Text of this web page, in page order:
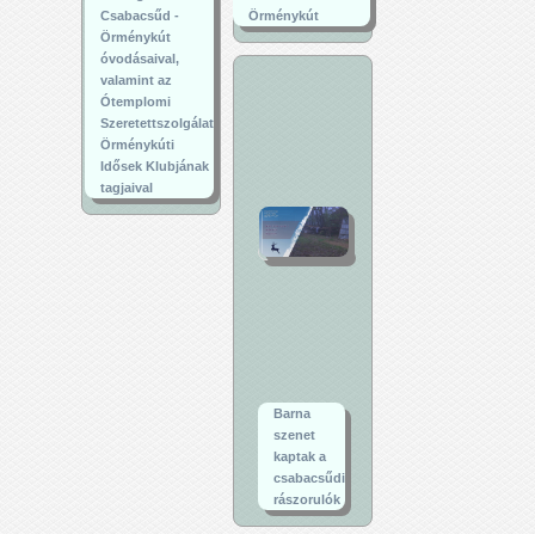
Csabacsűd -
Örménykút
óvodásaival,
valamint az
Ótemplomi
Szeretettszolgálat
Örménykúti
Idősek Klubjának
tagjaival
Örménykút
Barna
szenet
kaptak a
csabacsűdi
rászorulók